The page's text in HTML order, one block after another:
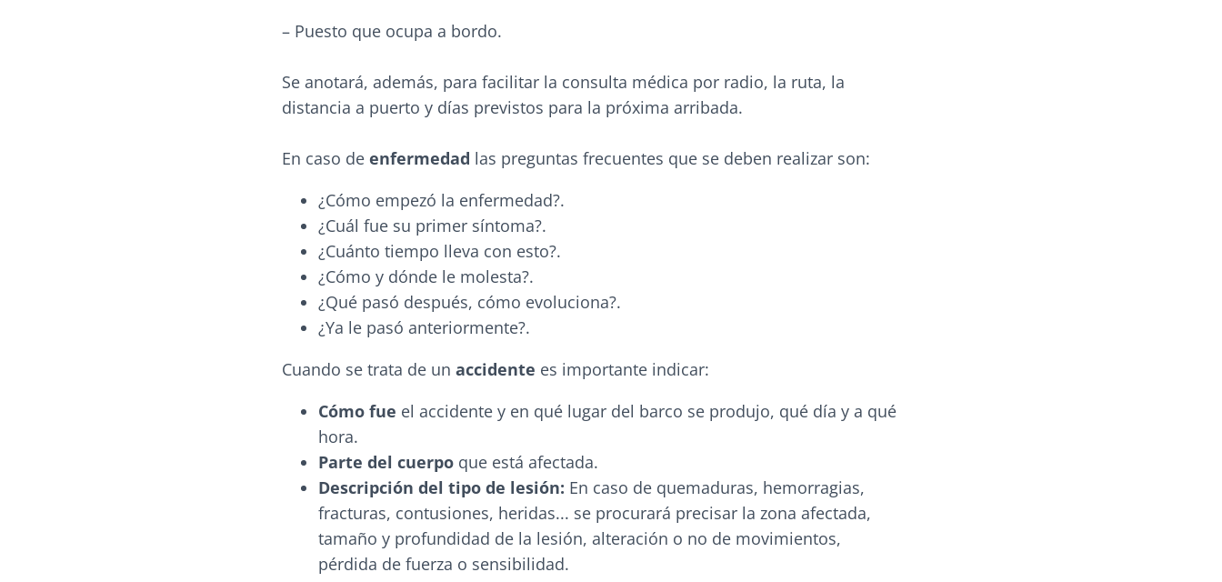
– Puesto que ocupa a bordo.
Se anotará, además, para facilitar la consulta médica por radio, la ruta, la
distancia a puerto y días previstos para la próxima arribada.
En caso de enfermedad las preguntas frecuentes que se deben realizar son:
¿Cómo empezó la enfermedad?.
¿Cuál fue su primer síntoma?.
¿Cuánto tiempo lleva con esto?.
¿Cómo y dónde le molesta?.
¿Qué pasó después, cómo evoluciona?.
¿Ya le pasó anteriormente?.
Cuando se trata de un accidente es importante indicar:
Cómo fue el accidente y en qué lugar del barco se produjo, qué día y a qué
hora.
Parte del cuerpo que está afectada.
Descripción del tipo de lesión: En caso de quemaduras, hemorragias,
fracturas, contusiones, heridas... se procurará precisar la zona afectada,
tamaño y profundidad de la lesión, alteración o no de movimientos,
pérdida de fuerza o sensibilidad.